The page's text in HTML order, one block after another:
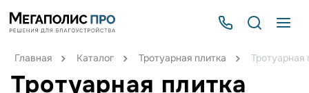
Главная Каталог Тротуарная плитка
Тротуарная плитка